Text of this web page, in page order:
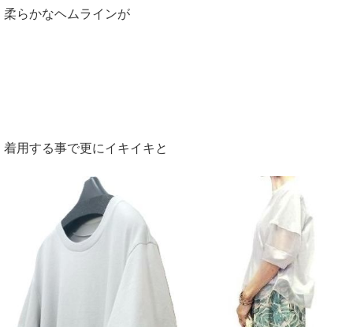
柔らかなヘムラインが
着用する事で更にイキイキと